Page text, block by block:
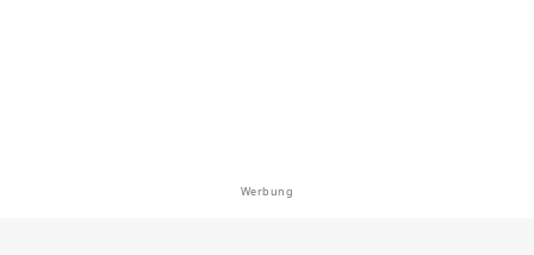
Werbung